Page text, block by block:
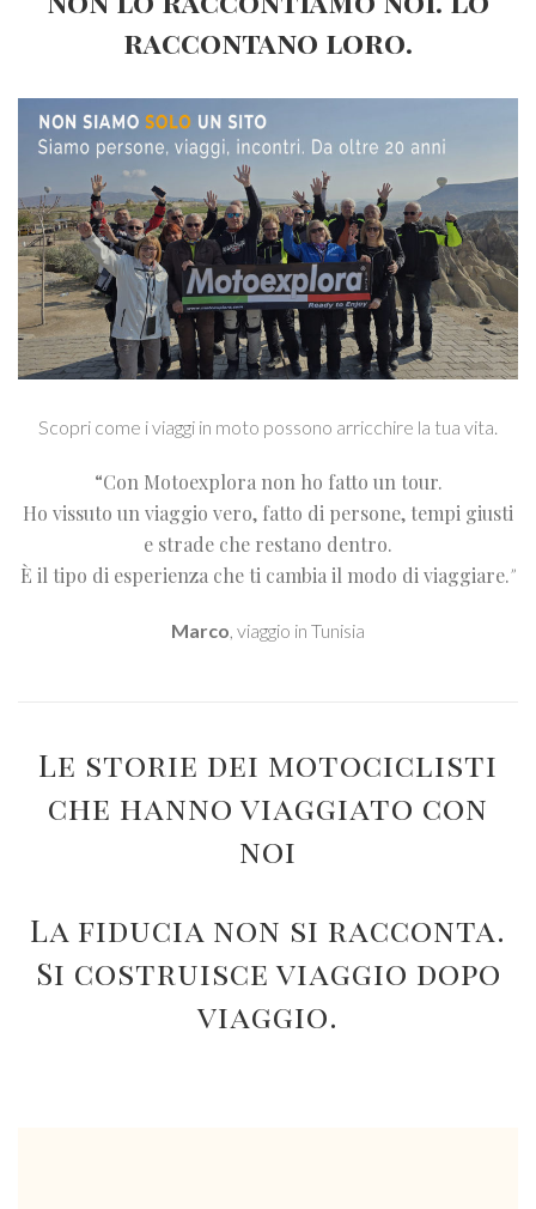
raccontano loro.
Scopri come i viaggi in moto possono arricchire la tua vita.
“Con Motoexplora non ho fatto un tour.
Ho vissuto un viaggio vero, fatto di persone, tempi giusti
e strade che restano dentro.
È il tipo di esperienza che ti cambia il modo di viaggiare.”
Marco, viaggio in Tunisia
Le storie dei motociclisti
che hanno viaggiato con
noi
La fiducia non si racconta.
Si costruisce viaggio dopo
viaggio.